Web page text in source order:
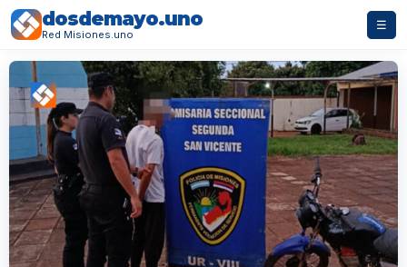
dosdemayo.uno
Red Misiones.uno
☰